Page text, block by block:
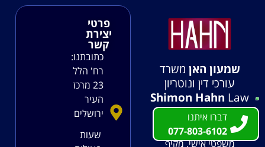
דברו איתנו
077-803-6102
שמעון האן משרד
עורכי דין ונוטריון
Shimon Hahn Law
Firm & Notary
משרדנו מעניק ליווי
משפטי אישי, מקיף
פרטי
יצירת
קשר
כתובתנו:
רח' הלל
23 מרכז
העיר
ירושלים
שעות
דברו איתנו
077-803-6102